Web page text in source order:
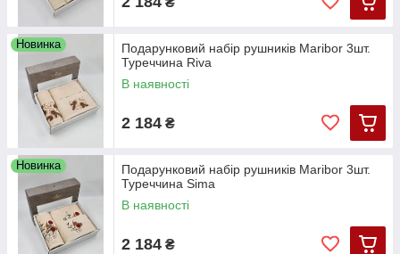
Новинка
Подарунковий набір рушників Maribor 3шт.
Туреччина Riva
В наявності
2 184 ₴
Новинка
Подарунковий набір рушників Maribor 3шт.
Туреччина Sima
В наявності
2 184 ₴